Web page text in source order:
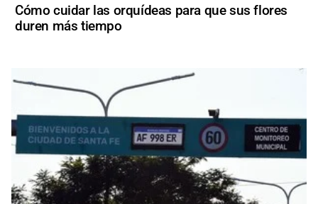
Cómo cuidar las orquídeas para que sus flores
duren más tiempo